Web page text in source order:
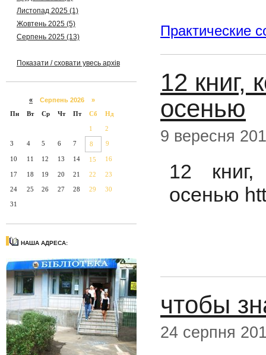
Листопад 2025 (1)
Жовтень 2025 (5)
Серпень 2025 (13)
Показати / сховати увесь архів
« Серпень 2026 »
Пн
Вт Ср Чт Пт Сб Нд
1 2
3 4 5 6 7 8 9
10 11 12 13 14 15 16
17 18 19 20 21 22 23
24 25 26 27 28 29 30
31
НАША АДРЕСА:
Практические
12 книг,
осенью
9 вересня
12
осенью
чтобы
24 серпня